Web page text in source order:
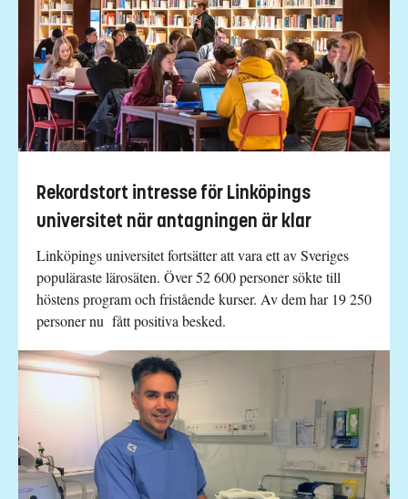
Rekordstort intresse för Linköpings
universitet när antagningen är klar
Linköpings universitet fortsätter att vara ett av Sveriges
populäraste lärosäten. Över 52 600 personer sökte till
höstens program och fristående kurser. Av dem har 19 250
personer nu fått positiva besked.